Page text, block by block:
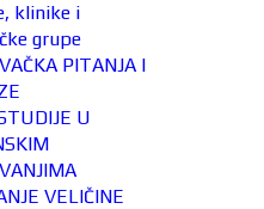
klinike i
grupe
PITANJA I
U
VELIČINE